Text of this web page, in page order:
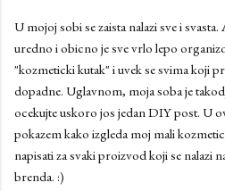
U mojoj sobi se zaista nalazi sve i
uredno i obicno je sve vrlo lepo
"kozmeticki kutak" i uvek se svima koji
dopadne. Uglavnom, moja soba je
ocekujte uskoro jos jedan DIY post. U
pokazem kako izgleda moj mali
napisati za svaki proizvod koji se nalazi
brenda. :)